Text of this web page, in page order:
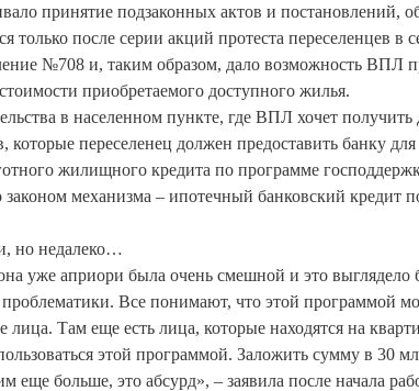
принятие подзаконных актов и постановлений,
после серии акций протеста переселенцев в
№708 и, таким образом, дало возможность ВПЛ
приобретаемого доступного жилья.
в населенном пункте, где ВПЛ хочет получить
переселенец должен предоставить банку
жилищного кредита по программе
механизма – ипотечный банковский кредит
но недалеко…
уже априори была очень смешной и это выглядело
Все понимают, что этой программой
лица. Там еще есть лица, которые находятся на
этой программой. Заложить сумму в 30
еще больше, это абсурд», – заявила после начала